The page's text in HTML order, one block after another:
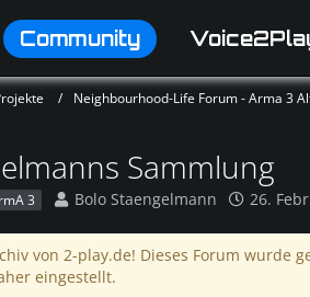
Community
Neighbourhood-Life Forum - Arma 3
Sammlung
3 Bolo Staengelmann 26.
von 2-play.de! Dieses Forum wurde
eingestellt.